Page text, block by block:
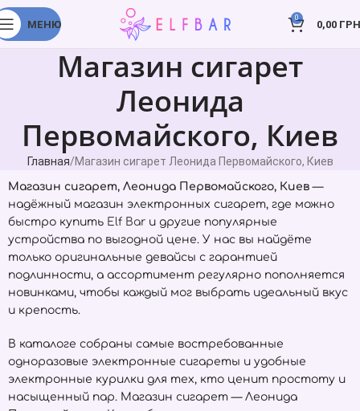
МЕНЮ
0
0,00
Магазин сигарет
Леонида
Первомайского, Киев
Главная Магазин сигарет Леонида Первомайского, Киев
Магазин сигарет, Леонида Первомайского, Киев —
надёжный магазин электронных сигарет, где можно
быстро купить Elf Bar и другие популярные
устройства по выгодной цене. У нас вы найдёте
только оригинальные девайсы с гарантией
подлинности, а ассортимент регулярно пополняется
новинками, чтобы каждый мог выбрать идеальный вкус
и крепость.
В каталоге собраны самые востребованные
одноразовые электронные сигареты и удобные
электронные курилки для тех, кто ценит простоту и
насыщенный пар. Магазин сигарет — Леонида